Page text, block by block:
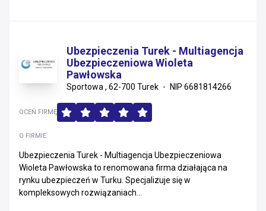
Lubelskie
Podlaskie
Ubezpieczenia Turek - Multiagencja
Ubezpieczeniowa Wioleta
Pawłowska
Sportowa , 62-700 Turek NIP 6681814266
O FIRMIE
Ubezpieczenia Turek - Multiagencja Ubezpieczeniowa
Wioleta Pawłowska to renomowana firma działająca na
rynku ubezpieczeń w Turku. Specjalizuje się w
kompleksowych rozwiązaniach...
OCEŃ FIRMĘ